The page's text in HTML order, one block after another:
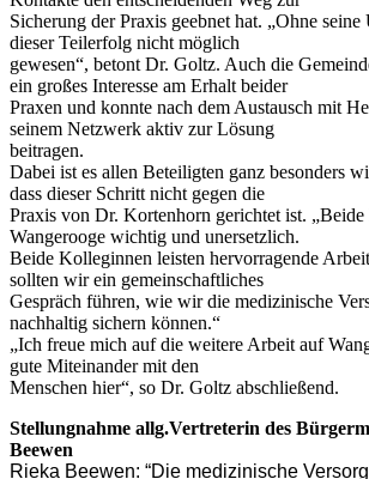
Sicherung der Praxis geebnet hat. „Ohne
dieser Teilerfolg nicht möglich
gewesen“, betont Dr. Goltz. Auch die
ein großes Interesse am Erhalt beider
Praxen und konnte nach dem Austausch mit
seinem Netzwerk aktiv zur Lösung
beitragen.
Dabei ist es allen Beteiligten ganz besonders
dass dieser Schritt nicht gegen die
Praxis von Dr. Kortenhorn gerichtet ist.
Wangerooge wichtig und unersetzlich.
Beide Kolleginnen leisten hervorragende
sollten wir ein gemeinschaftliches
Gespräch führen, wie wir die medizinische
nachhaltig sichern können.“
„Ich freue mich auf die weitere Arbeit auf
gute Miteinander mit den
Menschen hier“, so Dr. Goltz abschließend.
Stellungnahme allg.Vertreterin des
Beewen
Rieka Beewen: “Die medizinische